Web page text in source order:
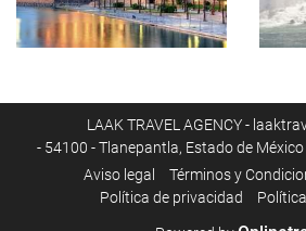
LAAK TRAVEL AGENCY -
- 54100 - Tlanepantla, Estado de México
Aviso legal
Términos y
Política de privacidad